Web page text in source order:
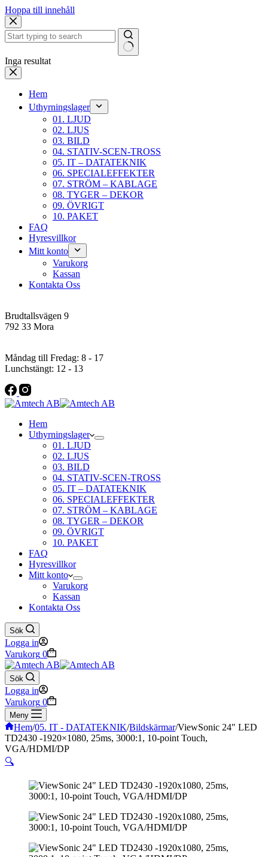
Hoppa till innehåll
Inga resultat
Hem
Uthyrningslager
01. LJUD
02. LJUS
03. BILD
04. STATIV-SCEN-TROSS
05. IT – DATATEKNIK
06. SPECIALEFFEKTER
07. STRÖM – KABLAGE
08. TYGER – DEKOR
09. ÖVRIGT
10. PAKET
FAQ
Hyresvillkor
Mitt konto
Varukorg
Kassan
Kontakta Oss
Brudtallsvägen 9
792 33 Mora
Måndag till Fredag: 8 - 17
Lunchstängt: 12 - 13
Hem
Uthyrningslager
01. LJUD
02. LJUS
03. BILD
04. STATIV-SCEN-TROSS
05. IT – DATATEKNIK
06. SPECIALEFFEKTER
07. STRÖM – KABLAGE
08. TYGER – DEKOR
09. ÖVRIGT
10. PAKET
FAQ
Hyresvillkor
Mitt konto
Varukorg
Kassan
Kontakta Oss
Sök
Logga in
Varukorg 0
Sök
Logga in
Varukorg 0
Meny
Hem/05. IT - DATATEKNIK/Bildskärmar/ViewSonic 24″ LED
TD2430 -1920×1080, 25ms, 3000:1, 10-point Touch,
VGA/HDMI/DP
🔍